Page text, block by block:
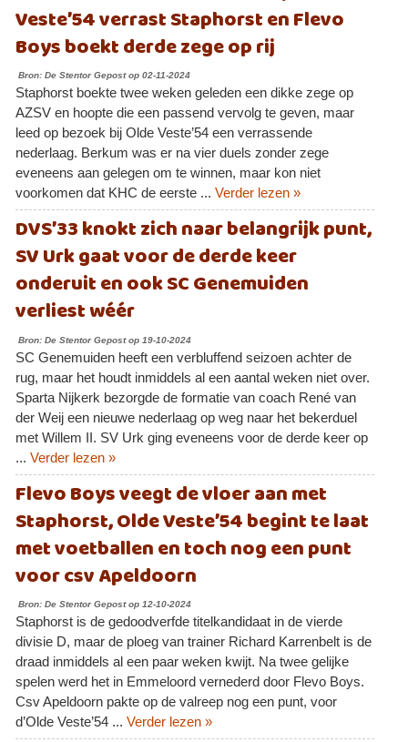
Veste’54 verrast Staphorst en Flevo
Boys boekt derde zege op rij
Bron: De Stentor Gepost op 02-11-2024
Staphorst boekte twee weken geleden een dikke zege op
AZSV en hoopte die een passend vervolg te geven, maar
leed op bezoek bij Olde Veste’54 een verrassende
nederlaag. Berkum was er na vier duels zonder zege
eveneens aan gelegen om te winnen, maar kon niet
voorkomen dat KHC de eerste ... Verder lezen »
DVS’33 knokt zich naar belangrijk punt,
SV Urk gaat voor de derde keer
onderuit en ook SC Genemuiden
verliest wéér
Bron: De Stentor Gepost op 19-10-2024
SC Genemuiden heeft een verbluffend seizoen achter de
rug, maar het houdt inmiddels al een aantal weken niet over.
Sparta Nijkerk bezorgde de formatie van coach René van
der Weij een nieuwe nederlaag op weg naar het bekerduel
met Willem II. SV Urk ging eveneens voor de derde keer op
... Verder lezen »
Flevo Boys veegt de vloer aan met
Staphorst, Olde Veste’54 begint te laat
met voetballen en toch nog een punt
voor csv Apeldoorn
Bron: De Stentor Gepost op 12-10-2024
Staphorst is de gedoodverfde titelkandidaat in de vierde
divisie D, maar de ploeg van trainer Richard Karrenbelt is de
draad inmiddels al een paar weken kwijt. Na twee gelijke
spelen werd het in Emmeloord vernederd door Flevo Boys.
Csv Apeldoorn pakte op de valreep nog een punt, voor
d’Olde Veste’54 ... Verder lezen »